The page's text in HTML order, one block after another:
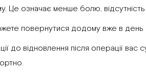
Це означає менше болю,
повернутися додому вже в день
до відновлення після операції